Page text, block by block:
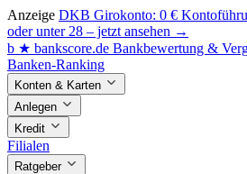
Anzeige DKB Girokonto: 0 €
oder unter 28 – jetzt ansehen →
b ★ bankscore.de Bankbewertung &
Banken-Ranking
Konten & Karten
Anlegen
Kredit
Filialen
Ratgeber